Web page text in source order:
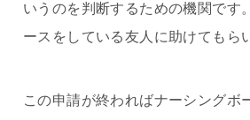
いうのを判断するための機関です
ースをしている友人に助けてもら
この申請が終わればナーシングボ